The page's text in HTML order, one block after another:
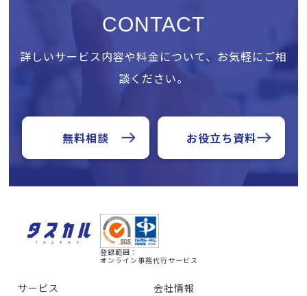
CONTACT
詳しいサービス内容や料金について、お気軽にご相
談ください。
無料相談 お役立ち資料
登録範囲：
オンライン事務代行サービス
サービス 会社情報